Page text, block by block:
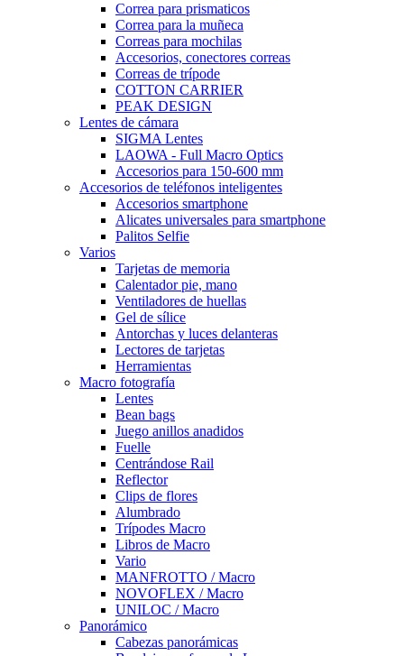
Correa para prismaticos
Correa para la muñeca
Correas para mochilas
Accesorios, conectores correas
Correas de trípode
COTTON CARRIER
PEAK DESIGN
Lentes de cámara
SIGMA Lentes
LAOWA - Full Macro Optics
Accesorios para 150-600 mm
Accesorios de teléfonos inteligentes
Accesorios smartphone
Alicates universales para smartphone
Palitos Selfie
Varios
Tarjetas de memoria
Calentador pie, mano
Ventiladores de huellas
Gel de sílice
Antorchas y luces delanteras
Lectores de tarjetas
Herramientas
Macro fotografía
Lentes
Bean bags
Juego anillos anadidos
Fuelle
Centrándose Rail
Reflector
Clips de flores
Alumbrado
Trípodes Macro
Libros de Macro
Vario
MANFROTTO / Macro
NOVOFLEX / Macro
UNILOC / Macro
Panorámico
Cabezas panorámicas